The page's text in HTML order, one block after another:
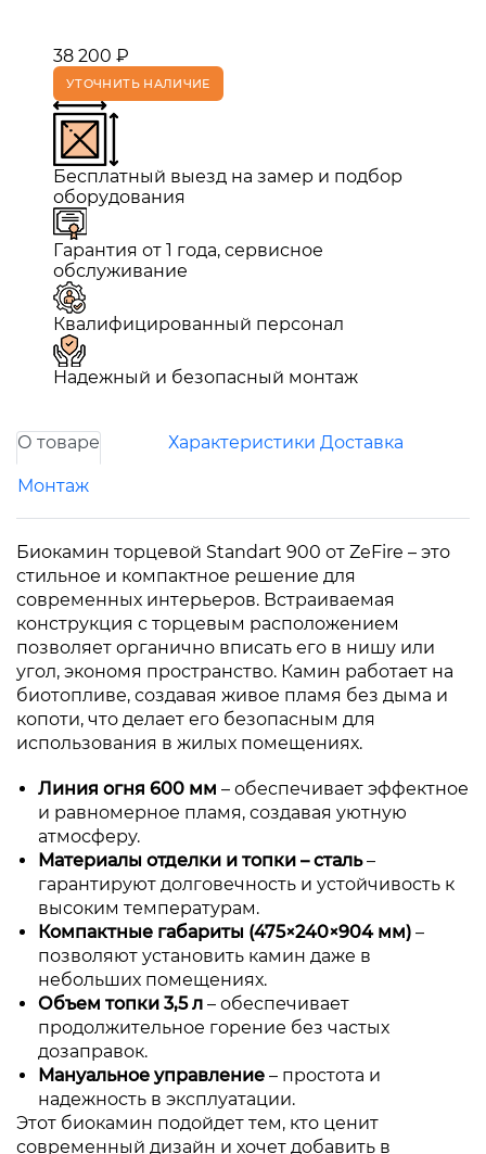
38 200 ₽
УТОЧНИТЬ НАЛИЧИЕ
Бесплатный выезд на замер и подбор
оборудования
Гарантия от 1 года, сервисное
обслуживание
Квалифицированный персонал
Надежный и безопасный монтаж
О товаре Характеристики Доставка
Монтаж
Биокамин торцевой Standart 900 от ZeFire – это
стильное и компактное решение для
современных интерьеров. Встраиваемая
конструкция с торцевым расположением
позволяет органично вписать его в нишу или
угол, экономя пространство. Камин работает на
биотопливе, создавая живое пламя без дыма и
копоти, что делает его безопасным для
использования в жилых помещениях.
Линия огня 600 мм – обеспечивает эффектное
и равномерное пламя, создавая уютную
атмосферу.
Материалы отделки и топки – сталь–
гарантируют долговечность и устойчивость к
высоким температурам.
Компактные габариты (475×240×904 мм) –
позволяют установить камин даже в
небольших помещениях.
Объем топки 3,5 л – обеспечивает
продолжительное горение без частых
дозаправок.
Мануальное управление – простота и
надежность в эксплуатации.
Этот биокамин подойдет тем, кто ценит
современный дизайн и хочет добавить в